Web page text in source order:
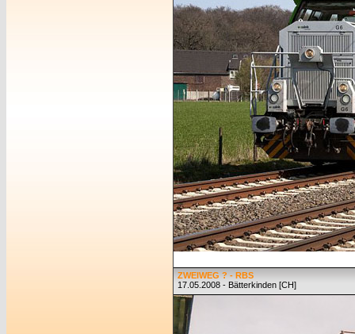
ZWEIWEG ? - RBS
17.05.2008 - Bätterkinden [CH]